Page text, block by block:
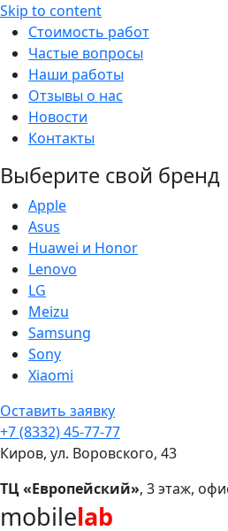
Skip to content
Стоимость работ
Частые вопросы
Наши работы
Отзывы о нас
Новости
Контакты
Выберите свой бренд
Apple
Asus
Huawei и Honor
Lenovo
LG
Meizu
Samsung
Sony
Xiaomi
Оставить заявку
+7 (8332) 45-77-77
Киров, ул. Воровского, 43
ТЦ «Европейский», 3 этаж,
mobilelab